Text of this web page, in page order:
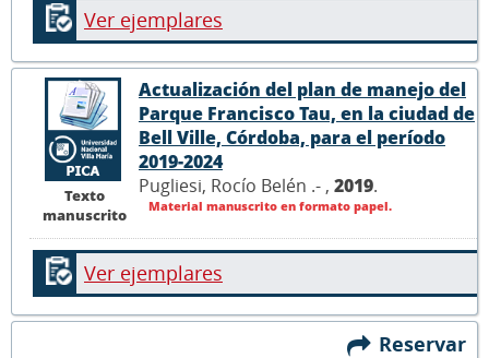
Ver ejemplares
Texto
manuscrito
Actualización del plan de manejo del
Parque Francisco Tau, en la ciudad de
Bell Ville, Córdoba, para el período
2019-2024
Pugliesi, Rocío Belén .- , 2019.
Material manuscrito en formato papel.
Ver ejemplares
Reservar